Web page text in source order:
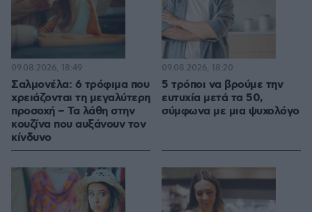
Σαλμονέλα: 6 τρόφιμα που
χρειάζονται τη μεγαλύτερη
προσοχή – Τα λάθη στην
κουζίνα που αυξάνουν τον
κίνδυνο
09.08.2026, 18:49
5 τρόποι να βρούμε την
ευτυχία μετά τα 50,
σύμφωνα με μια ψυχολόγο
09.08.2026, 18:20